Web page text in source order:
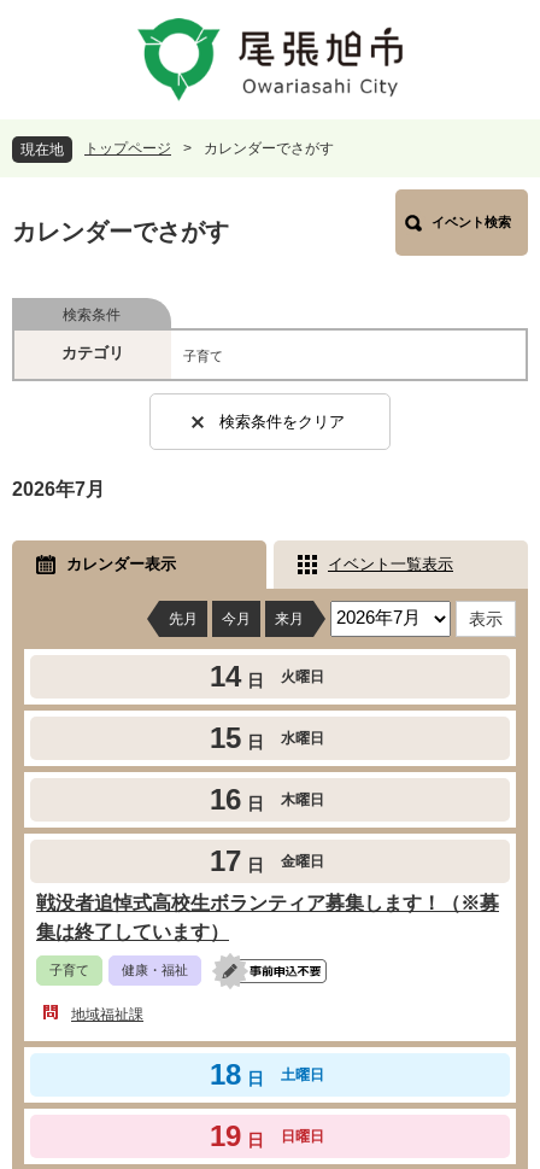
頭
で
飛
ば
本
現在地 トップページ > カレンダーでさがす
文
カレンダーでさがす イベント検索
検索条件
カテゴリ 子育て
検索条件をクリア
2026年7月
カレンダー表示 イベント一覧表示
先月 今月 来月
14 日 火曜日
15 日 水曜日
16 日 木曜日
17 日 金曜日
戦没者追悼式高校生ボランティア募集します！（※募
集は終了しています）
子育て 健康・福祉
地域福祉課
18 日 土曜日
19 日 日曜日